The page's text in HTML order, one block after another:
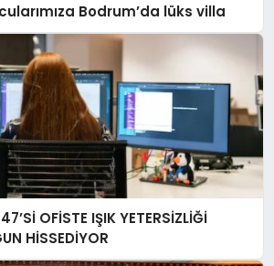
Bodrum’da lüks villa
OFİSTE IŞIK YETERSİZLİĞİ
HİSSEDİYOR